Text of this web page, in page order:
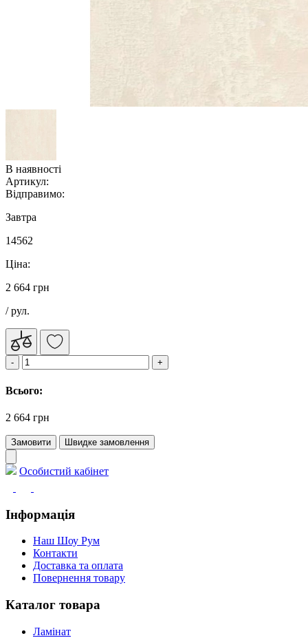
В наявності
Артикул:
Відправимо:
Завтра
14562
Ціна:
2 664 грн
/ рул.
Всього:
2 664 грн
Замовити Швидке замовлення
Особистий кабінет
Інформація
Наш Шоу Рум
Контакти
Доставка та оплата
Повернення товару
Каталог товара
Ламінат